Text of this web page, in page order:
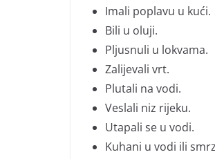
Imali poplavu u kući.
Bili u oluji.
Pljusnuli u lokvama.
Zalijevali vrt.
Plutali na vodi.
Veslali niz rijeku.
Utapali se u vodi.
Kuhani u vodi ili